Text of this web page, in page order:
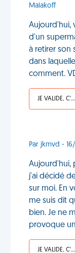
Malakoff
Aujourd'hui,
d'un
à retirer son
dans
comment.
JE VALIDE, C'EST UNE VDM
Par jkmvd -
Aujourd'hui,
j'ai décidé
sur moi. En
me suis dit
bien. Je ne
provoque
JE VALIDE, C'EST UNE VDM